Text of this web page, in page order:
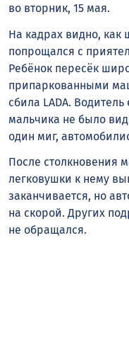
во вторник, 15 мая.
На кадрах видно, как
попрощался с
Ребёнок пересёк
припаркованными
сбила LADA.
мальчика не было
один миг,
После столкновения
легковушки к нему
заканчивается, но
на скорой. Других
не обращался.